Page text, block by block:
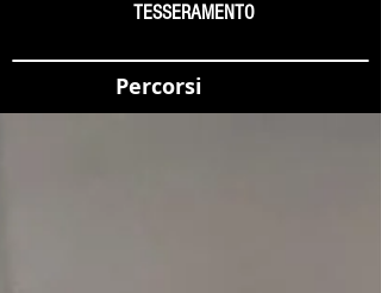
TESSERAMENTO
Percorsi